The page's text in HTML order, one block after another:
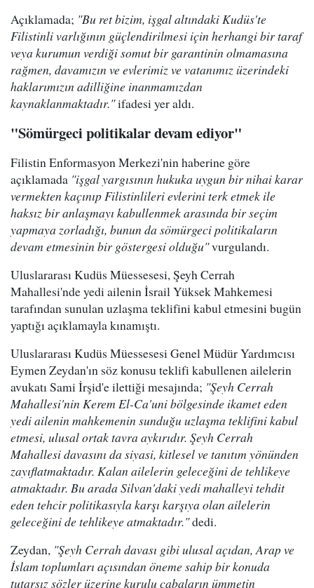
Açıklamada; "Bu ret bizim, işgal altındaki Kudüs'te
Filistinli varlığının güçlendirilmesi için herhangi bir taraf
veya kurumun verdiği somut bir garantinin olmamasına
rağmen, davamızın ve evlerimiz ve vatanımız üzerindeki
haklarımızın adilliğine inanmamızdan
kaynaklanmaktadır."ifadesi yer aldı.
"Sömürgeci politikalar devam ediyor"
Filistin Enformasyon Merkezi'nin haberine göre
açıklamada "işgal yargısının hukuka uygun bir nihai karar
vermekten kaçınıp Filistinlileri evlerini terk etmek ile
haksız bir anlaşmayı kabullenmek arasında bir seçim
yapmaya zorladığı, bunun da sömürgeci politikaların
devam etmesinin bir göstergesi olduğu"vurgulandı.
Uluslararası Kudüs Müessesesi, Şeyh Cerrah
Mahallesi'nde yedi ailenin İsrail Yüksek Mahkemesi
tarafından sunulan uzlaşma teklifini kabul etmesini bugün
yaptığı açıklamayla kınamıştı.
Uluslararası Kudüs Müessesesi Genel Müdür Yardımcısı
Eymen Zeydan'ın söz konusu teklifi kabullenen ailelerin
avukatı Sami İrşid'e ilettiği mesajında; "Şeyh Cerrah
Mahallesi'nin Kerem El-Ca'uni bölgesinde ikamet eden
yedi ailenin mahkemenin sunduğu uzlaşma teklifini kabul
etmesi, ulusal ortak tavra aykırıdır. Şeyh Cerrah
Mahallesi davasını da siyasi, kitlesel ve tanıtım yönünden
zayıflatmaktadır. Kalan ailelerin geleceğini de tehlikeye
atmaktadır. Bu arada Silvan'daki yedi mahalleyi tehdit
eden tehcir politikasıyla karşı karşıya olan ailelerin
geleceğini de tehlikeye atmaktadır."dedi.
Zeydan, "Şeyh Cerrah davası gibi ulusal açıdan, Arap ve
İslam toplumları açısından öneme sahip bir konuda
tutarsız sözler üzerine kurulu çabaların ümmetin